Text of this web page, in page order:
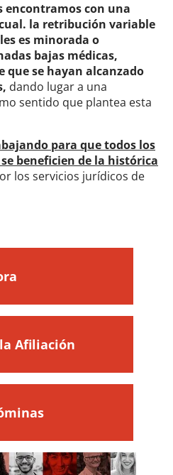
encontramos con una
la retribución variable
es minorada o
bajas médicas,
que se hayan alcanzado
dando lugar a una
sentido que plantea esta
para que todos los
beneficien de la histórica
los servicios jurídicos de
Afiliación